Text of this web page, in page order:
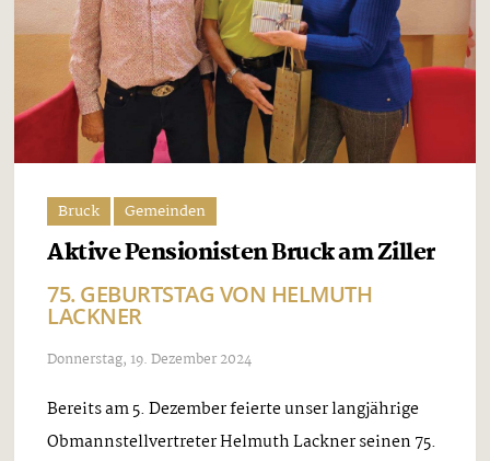
Bruck Gemeinden
Aktive Pensionisten Bruck am Ziller
75. GEBURTSTAG VON HELMUTH
LACKNER
Donnerstag, 19. Dezember 2024
Bereits am 5. Dezember feierte unser langjährige
Obmannstellvertreter Helmuth Lackner seinen 75.